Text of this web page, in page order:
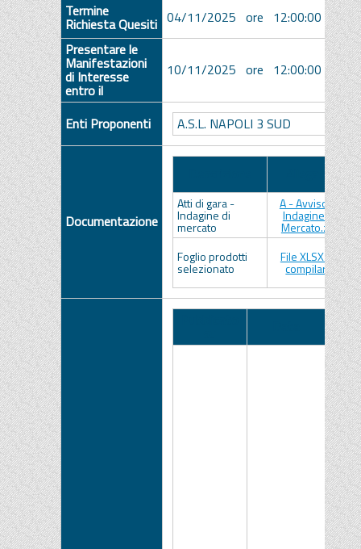
Termine
Richiesta Quesiti 04/11/2025 ore 12:00:00 [Ora
Presentare le
Manifestazioni
di Interesse
entro il
10/11/2025 ore 12:00:00 [Ora
Enti Proponenti A.S.L. NAPOLI 3 SUD
Documentazione
Allegato
Atti di gara -
Indagine di
mercato
A - Avviso di
Indagine di
Mercato.zip
Foglio prodotti
selezionato
File XLSX da
compilare